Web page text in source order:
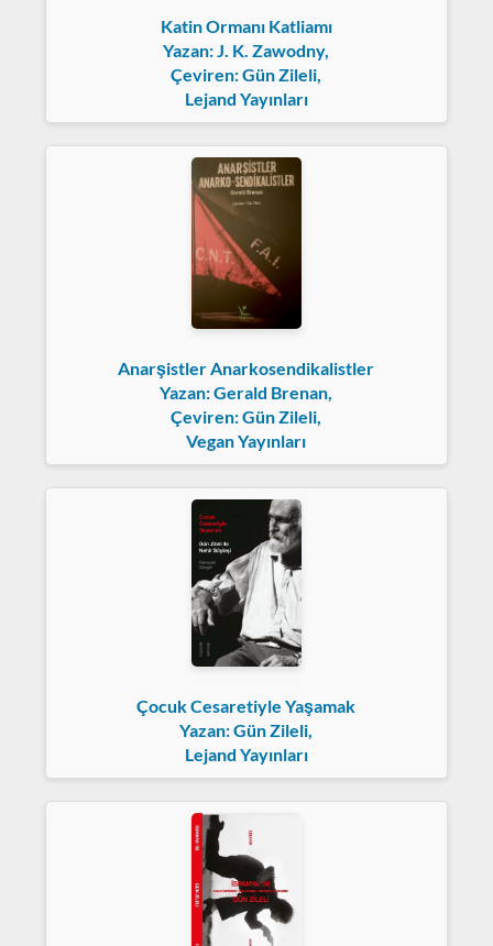
Katin Ormanı Katliamı
Yazan: J. K. Zawodny,
Çeviren: Gün Zileli,
Lejand Yayınları
Anarşistler Anarkosendikalistler
Yazan: Gerald Brenan,
Çeviren: Gün Zileli,
Vegan Yayınları
Çocuk Cesaretiyle Yaşamak
Yazan: Gün Zileli,
Lejand Yayınları